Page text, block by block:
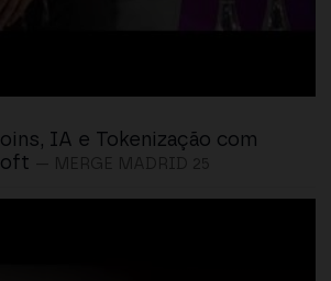
IA e Tokenização com